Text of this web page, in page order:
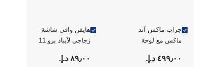
جراب ماكس آند
ماكس مع لوحة
بوصة باللون الأسود
٤٩٩٫٠٠ د.إ.‏
هايفن واقي شاشة
زجاجي لآيباد برو 11
٨٩٫٠٠ د.إ.‏